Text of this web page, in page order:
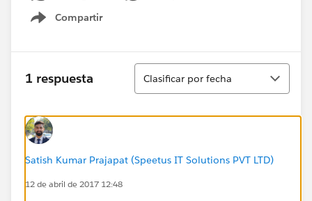
Compartir
Show menu
1 respuesta
Ordenar
Clasificar por fecha
Satish Kumar Prajapat (Speetus IT Solutions PVT LTD)
12 de abril de 2017 12:48